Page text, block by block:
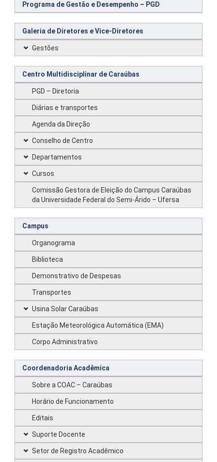
Programa de Gestão e Desempenho – PGD
Galeria de Diretores e Vice-Diretores
Gestões
Centro Multidisciplinar de Caraúbas
PGD – Diretoria
Diárias e transportes
Agenda da Direção
Conselho de Centro
Departamentos
Cursos
Comissão Gestora de Eleição do Campus Caraúbas
da Universidade Federal do Semi-Árido – Ufersa
Campus
Organograma
Biblioteca
Demonstrativo de Despesas
Transportes
Usina Solar Caraúbas
Estação Meteorológica Automática (EMA)
Corpo Administrativo
Coordenadoria Acadêmica
Sobre a COAC – Caraúbas
Horário de Funcionamento
Editais
Suporte Docente
Setor de Registro Acadêmico